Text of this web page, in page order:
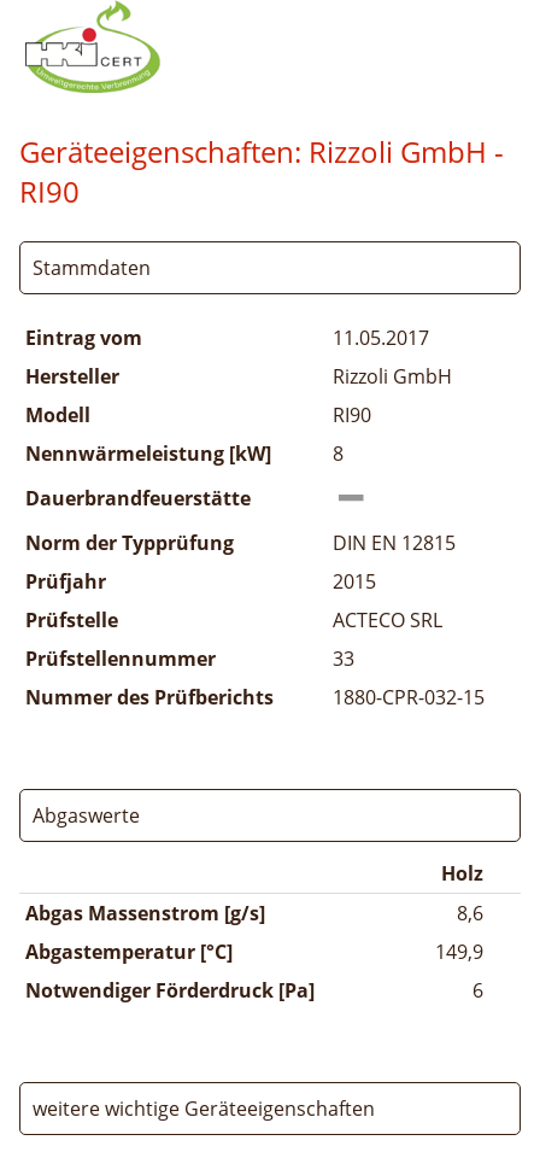
Geräteeigenschaften: Rizzoli GmbH -
RI90
Stammdaten
Eintrag vom
11.05.2017
Hersteller
Rizzoli GmbH
Modell
RI90
Nennwärmeleistung [kW]
8
Dauerbrandfeuerstätte
Norm der Typprüfung
DIN EN 12815
Prüfjahr
2015
Prüfstelle
ACTECO SRL
Prüfstellennummer
33
Nummer des Prüfberichts
1880-CPR-032-15
Abgaswerte
Holz
Abgas Massenstrom [g/s]
8,6
Abgastemperatur [°C]
149,9
Notwendiger Förderdruck [Pa]
6
weitere wichtige Geräteeigenschaften